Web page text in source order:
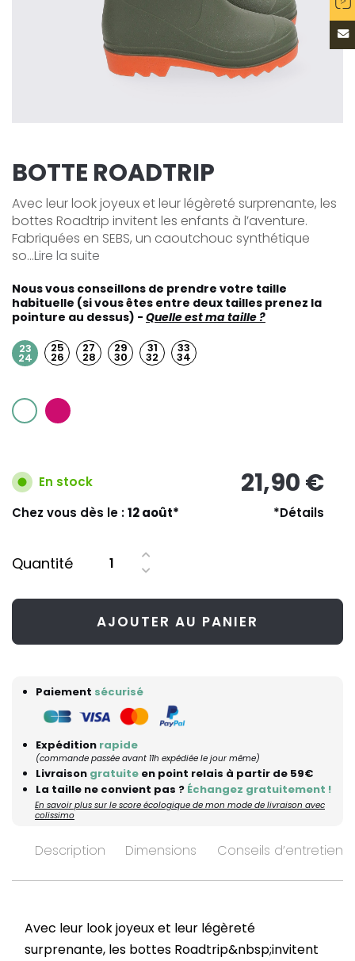
BOTTE ROADTRIP
Avec leur look joyeux et leur légèreté surprenante, les
bottes Roadtrip invitent les enfants à l’aventure.
Fabriquées en SEBS, un caoutchouc synthétique
so...Lire la suite
Nous vous conseillons de prendre votre taille
habituelle (si vous êtes entre deux tailles prenez la
pointure au dessus) - Quelle est ma taille ?
23
24
25
26
27
28
29
30
31
32
33
34
En stock 21,90 €
Chez vous dès le :12 août* *Détails
Quantité
AJOUTER AU PANIER
Paiement sécurisé
Expédition rapide
(commande passée avant 11h expédiée le jour même)
Livraison gratuite en point relais à partir de 59€
La taille ne convient pas ? Échangez gratuitement !
En savoir plus sur le score écologique de mon mode de livraison avec
colissimo
Description Dimensions Conseils d’entretien
Avec leur look joyeux et leur légèreté
surprenante, les bottes Roadtrip&nbsp;invitent